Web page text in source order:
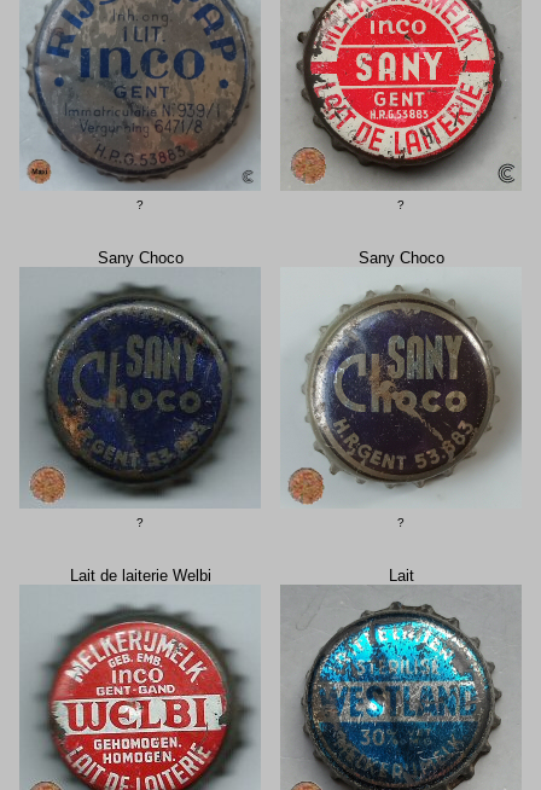
? ?
Sany Choco
?
Sany Choco
?
Lait de laiterie Welbi Lait